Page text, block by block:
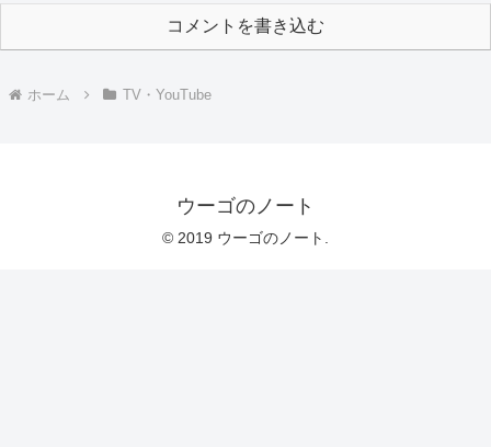
コメントを書き込む
ホーム TV・YouTube
ウーゴのノート
© 2019 ウーゴのノート.